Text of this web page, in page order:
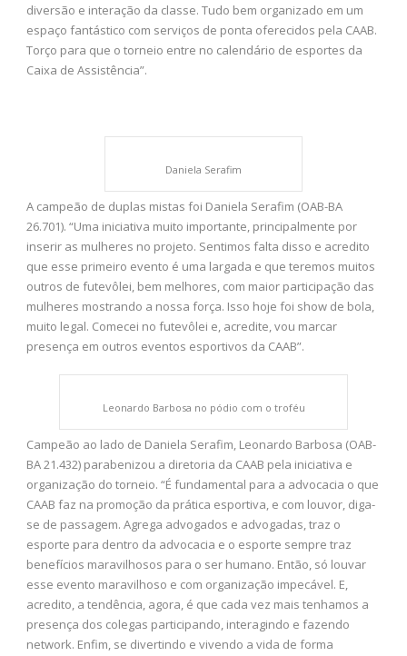
diversão e interação da classe. Tudo bem organizado em um
espaço fantástico com serviços de ponta oferecidos pela CAAB.
Torço para que o torneio entre no calendário de esportes da
Caixa de Assistência”.
Daniela Serafim
A campeão de duplas mistas foi Daniela Serafim (OAB-BA
26.701). “Uma iniciativa muito importante, principalmente por
inserir as mulheres no projeto. Sentimos falta disso e acredito
que esse primeiro evento é uma largada e que teremos muitos
outros de futevôlei, bem melhores, com maior participação das
mulheres mostrando a nossa força. Isso hoje foi show de bola,
muito legal. Comecei no futevôlei e, acredite, vou marcar
presença em outros eventos esportivos da CAAB”.
Leonardo Barbosa no pódio com o troféu
Campeão ao lado de Daniela Serafim, Leonardo Barbosa (OAB-
BA 21.432) parabenizou a diretoria da CAAB pela iniciativa e
organização do torneio. “É fundamental para a advocacia o que
CAAB faz na promoção da prática esportiva, e com louvor, diga-
se de passagem. Agrega advogados e advogadas, traz o
esporte para dentro da advocacia e o esporte sempre traz
benefícios maravilhosos para o ser humano. Então, só louvar
esse evento maravilhoso e com organização impecável. E,
acredito, a tendência, agora, é que cada vez mais tenhamos a
presença dos colegas participando, interagindo e fazendo
network. Enfim, se divertindo e vivendo a vida de forma